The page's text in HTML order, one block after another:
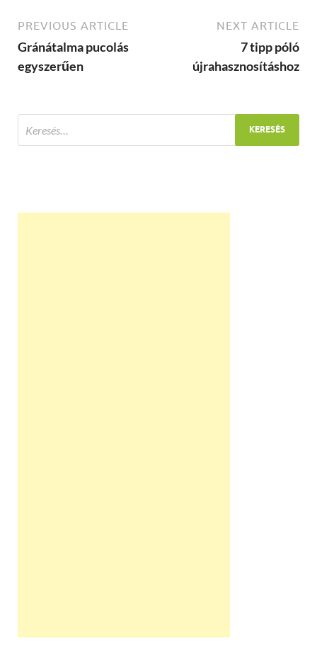
PREVIOUS ARTICLE
Gránátalma pucolás
egyszerűen
NEXT ARTICLE
7 tipp póló
újrahasznosításhoz